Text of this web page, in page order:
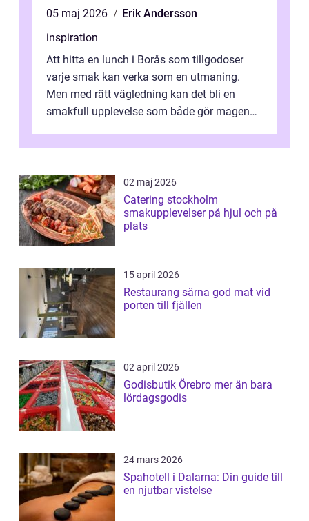
05 maj 2026
Erik Andersson
inspiration
Att hitta en lunch i Borås som tillgodoser
varje smak kan verka som en utmaning.
Men med rätt vägledning kan det bli en
smakfull upplevelse som både gör magen
02 maj 2026
Catering stockholm
smakupplevelser på hjul och på
plats
15 april 2026
Restaurang särna god mat vid
porten till fjällen
02 april 2026
Godisbutik Örebro mer än bara
lördagsgodis
24 mars 2026
Spahotell i Dalarna: Din guide till
en njutbar vistelse